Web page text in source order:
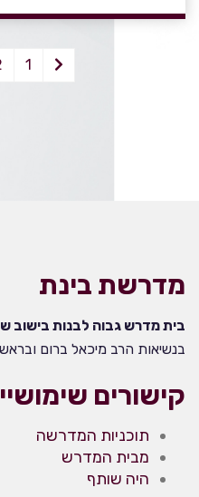
1
מדרשת בינת
בית מדרש גבוה לבנות בישוב
בנשיאות הרב מיכאל ברום
קישורים
תוכניות המדרשה
מבית המדרש
היה שותף